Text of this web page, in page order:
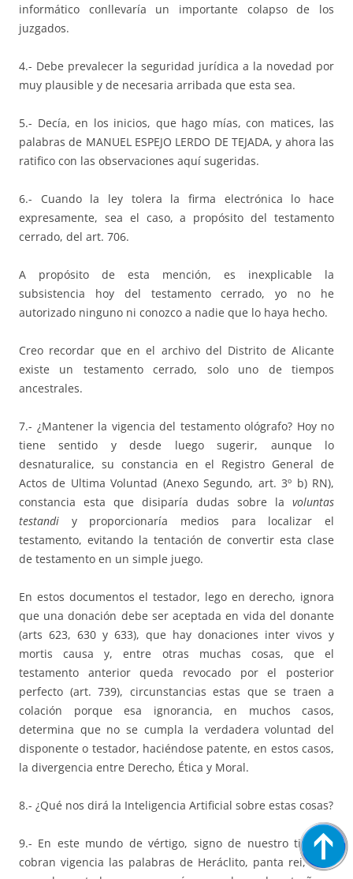
informático conllevaría un importante colapso de los
juzgados.
4.- Debe prevalecer la seguridad jurídica a la novedad por
muy plausible y de necesaria arribada que esta sea.
5.- Decía, en los inicios, que hago mías, con matices, las
palabras de MANUEL ESPEJO LERDO DE TEJADA, y ahora las
ratifico con las observaciones aquí sugeridas.
6.- Cuando la ley tolera la firma electrónica lo hace
expresamente, sea el caso, a propósito del testamento
cerrado, del art. 706.
A propósito de esta mención, es inexplicable la
subsistencia hoy del testamento cerrado, yo no he
autorizado ninguno ni conozco a nadie que lo haya hecho.
Creo recordar que en el archivo del Distrito de Alicante
existe un testamento cerrado, solo uno de tiempos
ancestrales.
7.- ¿Mantener la vigencia del testamento ológrafo? Hoy no
tiene sentido y desde luego sugerir, aunque lo
desnaturalice, su constancia en el Registro General de
Actos de Ultima Voluntad (Anexo Segundo, art. 3º b) RN),
constancia esta que disiparía dudas sobre la voluntas
testandi y proporcionaría medios para localizar el
testamento, evitando la tentación de convertir esta clase
de testamento en un simple juego.
En estos documentos el testador, lego en derecho, ignora
que una donación debe ser aceptada en vida del donante
(arts 623, 630 y 633), que hay donaciones inter vivos y
mortis causa y, entre otras muchas cosas, que el
testamento anterior queda revocado por el posterior
perfecto (art. 739), circunstancias estas que se traen a
colación porque esa ignorancia, en muchos casos,
determina que no se cumpla la verdadera voluntad del
disponente o testador, haciéndose patente, en estos casos,
la divergencia entre Derecho, Ética y Moral.
8.- ¿Qué nos dirá la Inteligencia Artificial sobre estas cosas?
9.- En este mundo de vértigo, signo de nuestro tiempo,
cobran vigencia las palabras de Heráclito, panta rei, todo